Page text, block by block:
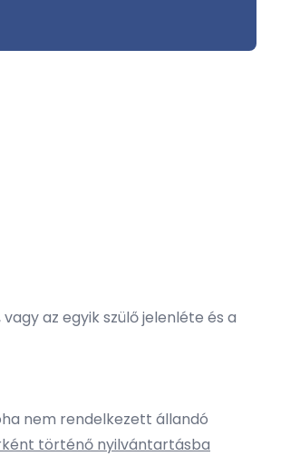
az egyik szülő jelenléte és a
nem rendelkezett állandó
történő nyilvántartásba